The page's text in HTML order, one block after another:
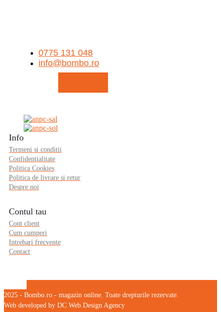
0775 131 048
info@bombo.ro
Info
Termeni si conditii
Confidentialitate
Politica Cookies
Politica de livrare si retur
Despre noi
Contul tau
Cont client
Cum cumperi
Intrebari frecvente
Contact
2025 - Bombo.ro - magazin online. Toate drepturile rezervate.
Web developed by DC Web Design Agency